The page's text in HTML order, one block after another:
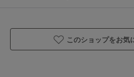
このショップをお気